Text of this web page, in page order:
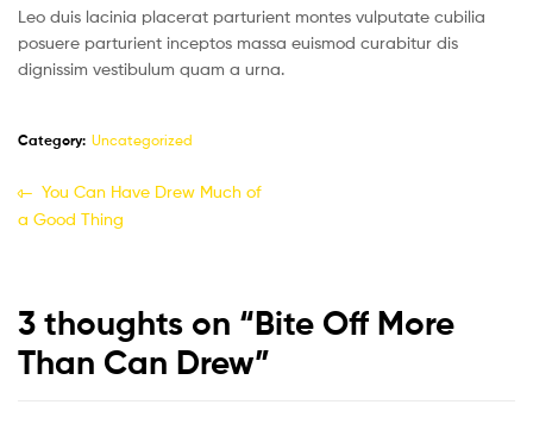
Leo duis lacinia placerat parturient montes vulputate cubilia
posuere parturient inceptos massa euismod curabitur dis
dignissim vestibulum quam a urna.
Category: Uncategorized
You Can Have Drew Much of
a Good Thing
3 thoughts on “Bite Off More
Than Can Drew”